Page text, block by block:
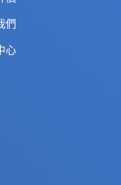
們
心